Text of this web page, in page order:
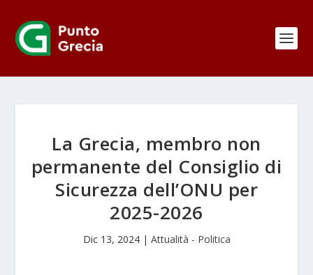
La Grecia, membro non
permanente del Consiglio di
Sicurezza dell’ONU per
2025-2026
Dic 13, 2024| Attualità - Politica